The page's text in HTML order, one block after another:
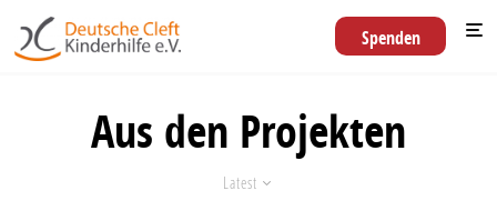
Spenden
Aus den Projekten
Latest